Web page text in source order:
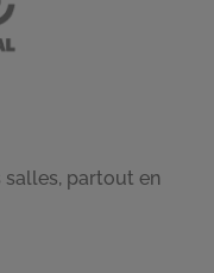
partout en